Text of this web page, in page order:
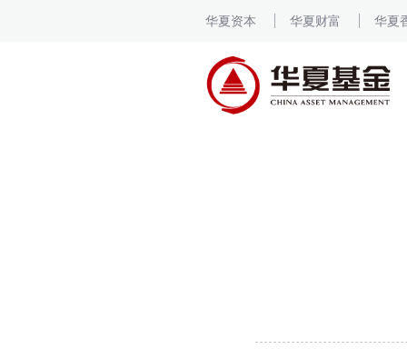
华夏资本 华夏财富 华夏